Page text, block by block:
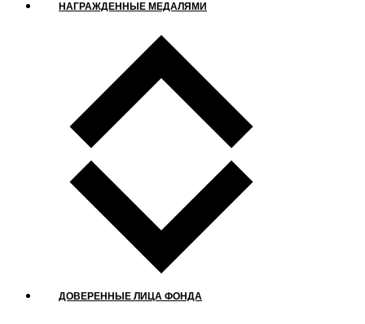
НАГРАЖДЕННЫЕ МЕДАЛЯМИ
ДОВЕРЕННЫЕ ЛИЦА ФОНДА